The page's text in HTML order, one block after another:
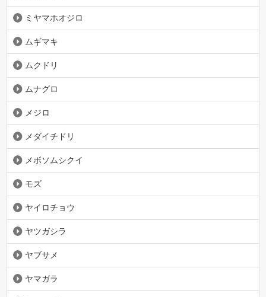
ミヤマホオジロ
ムギマキ
ムクドリ
ムナグロ
メジロ
メダイチドリ
メボソムシクイ
モズ
ヤイロチョウ
ヤツガシラ
ヤブサメ
ヤマガラ